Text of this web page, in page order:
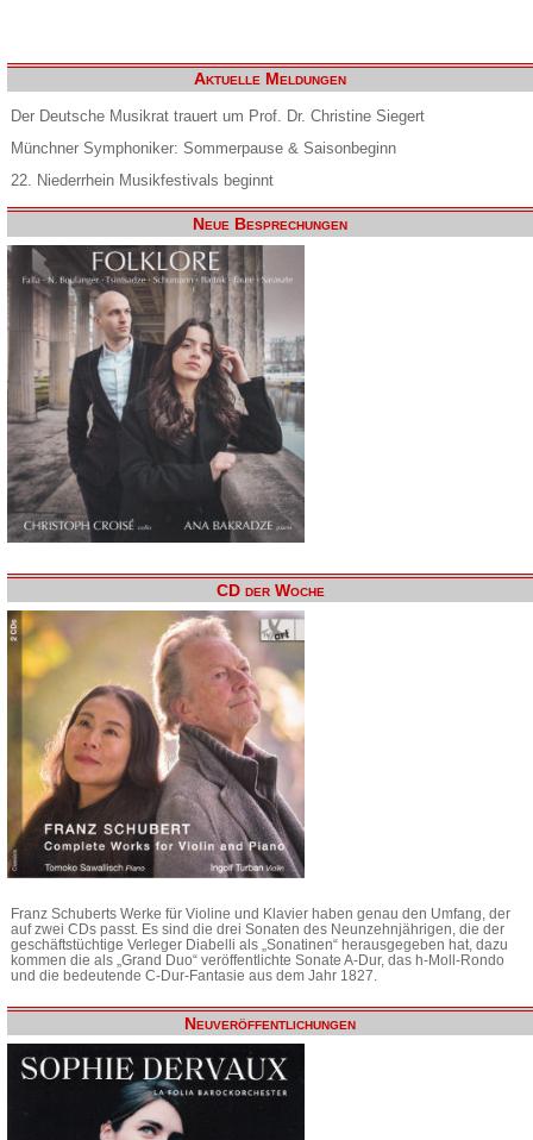
Aktuelle Meldungen
Der Deutsche Musikrat trauert um Prof. Dr. Christine Siegert
Münchner Symphoniker: Sommerpause & Saisonbeginn
22. Niederrhein Musikfestivals beginnt
Neue Besprechungen
CD der Woche
Franz Schuberts Werke für Violine und Klavier haben genau den Umfang, der
auf zwei CDs passt. Es sind die drei Sonaten des Neunzehnjährigen, die der
geschäftstüchtige Verleger Diabelli als „Sonatinen“ herausgegeben hat, dazu
kommen die als „Grand Duo“ veröffentlichte Sonate A-Dur, das h-Moll-Rondo
und die bedeutende C-Dur-Fantasie aus dem Jahr 1827.
Neuveröffentlichungen